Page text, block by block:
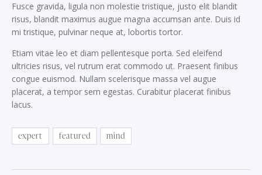
Fusce gravida, ligula non molestie tristique, justo elit blandit
risus, blandit maximus augue magna accumsan ante. Duis id
mi tristique, pulvinar neque at, lobortis tortor.
Etiam vitae leo et diam pellentesque porta. Sed eleifend
ultricies risus, vel rutrum erat commodo ut. Praesent finibus
congue euismod. Nullam scelerisque massa vel augue
placerat, a tempor sem egestas. Curabitur placerat finibus
lacus.
expert featured mind